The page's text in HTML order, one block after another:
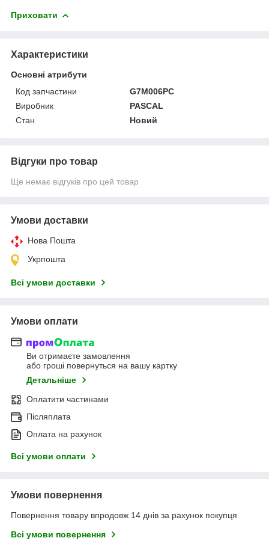
Приховати
Характеристики
Основні атрибути
Код запчастини
G7M006PC
Виробник
PASCAL
Стан
Новий
Відгуки про товар
Ще немає відгуків про цей товар
Умови доставки
Нова Пошта
Укрпошта
Всі умови доставки
Умови оплати
Ви отримаєте замовлення
або гроші повернуться на вашу картку
Детальніше
Оплатити частинами
Післяплата
Оплата на рахунок
Всі умови оплати
Умови повернення
Повернення товару впродовж 14 днів за рахунок покупця
Всі умови повернення